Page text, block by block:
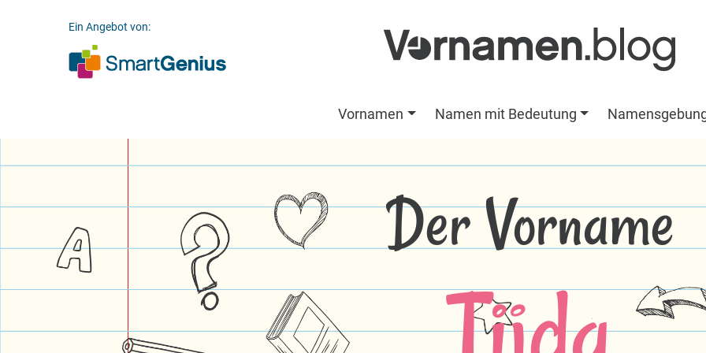
Ein Angebot von:
Vornamen Namen mit Bedeutung
Der Vorname